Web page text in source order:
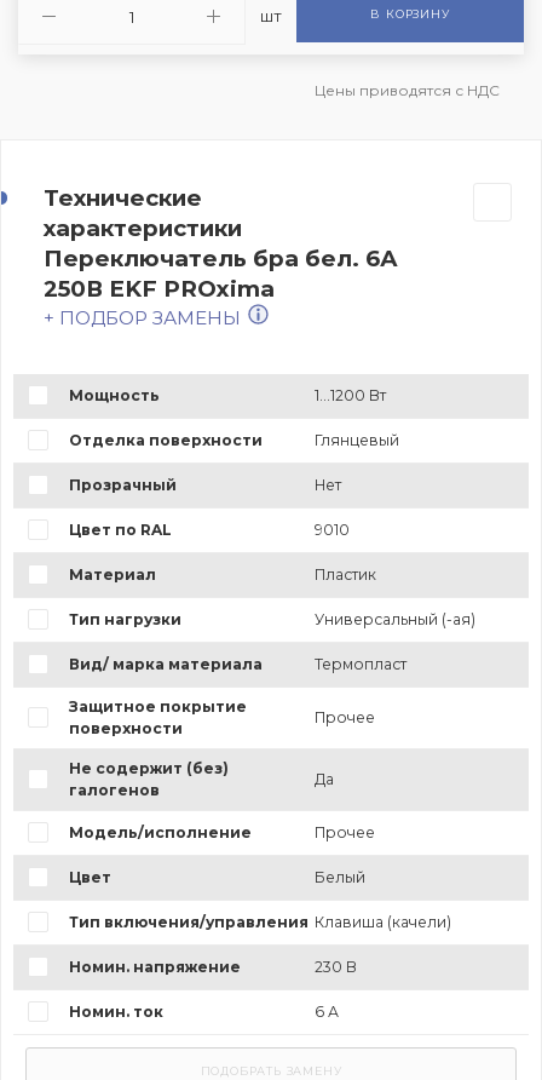
шт В КОРЗИНУ
Цены приводятся с НДС
Технические
характеристики
Переключатель бра бел. 6А
250В EKF PROxima
+ ПОДБОР ЗАМЕНЫ
Мощность 1...1200 Вт
Отделка поверхности Глянцевый
Прозрачный Нет
Цвет по RAL 9010
Материал Пластик
Тип нагрузки Универсальный (-ая)
Вид/ марка материала Термопласт
Защитное покрытие
поверхности
Прочее
Не содержит (без)
галогенов
Да
Модель/исполнение Прочее
Цвет Белый
Тип включения/управления Клавиша (качели)
Номин. напряжение 230 В
Номин. ток 6 А